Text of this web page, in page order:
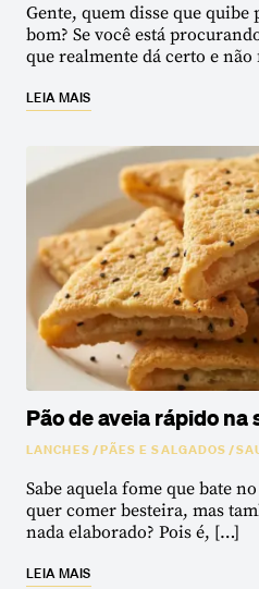
Gente, quem disse que quibe
bom? Se você está
que realmente dá certo e
LEIA MAIS
Pão de aveia rápido
LANCHES/PÃES E SALGADOS/
Sabe aquela fome que bate
quer comer besteira, mas
nada elaborado? Pois é, […]
LEIA MAIS